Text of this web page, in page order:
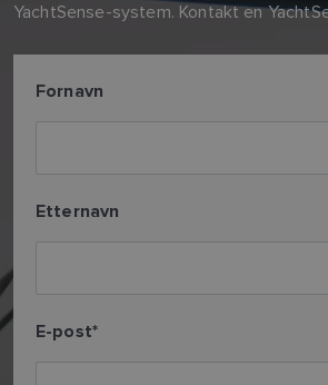
YachtSense-system. Kontakt en
Fornavn
Etternavn
E-post*